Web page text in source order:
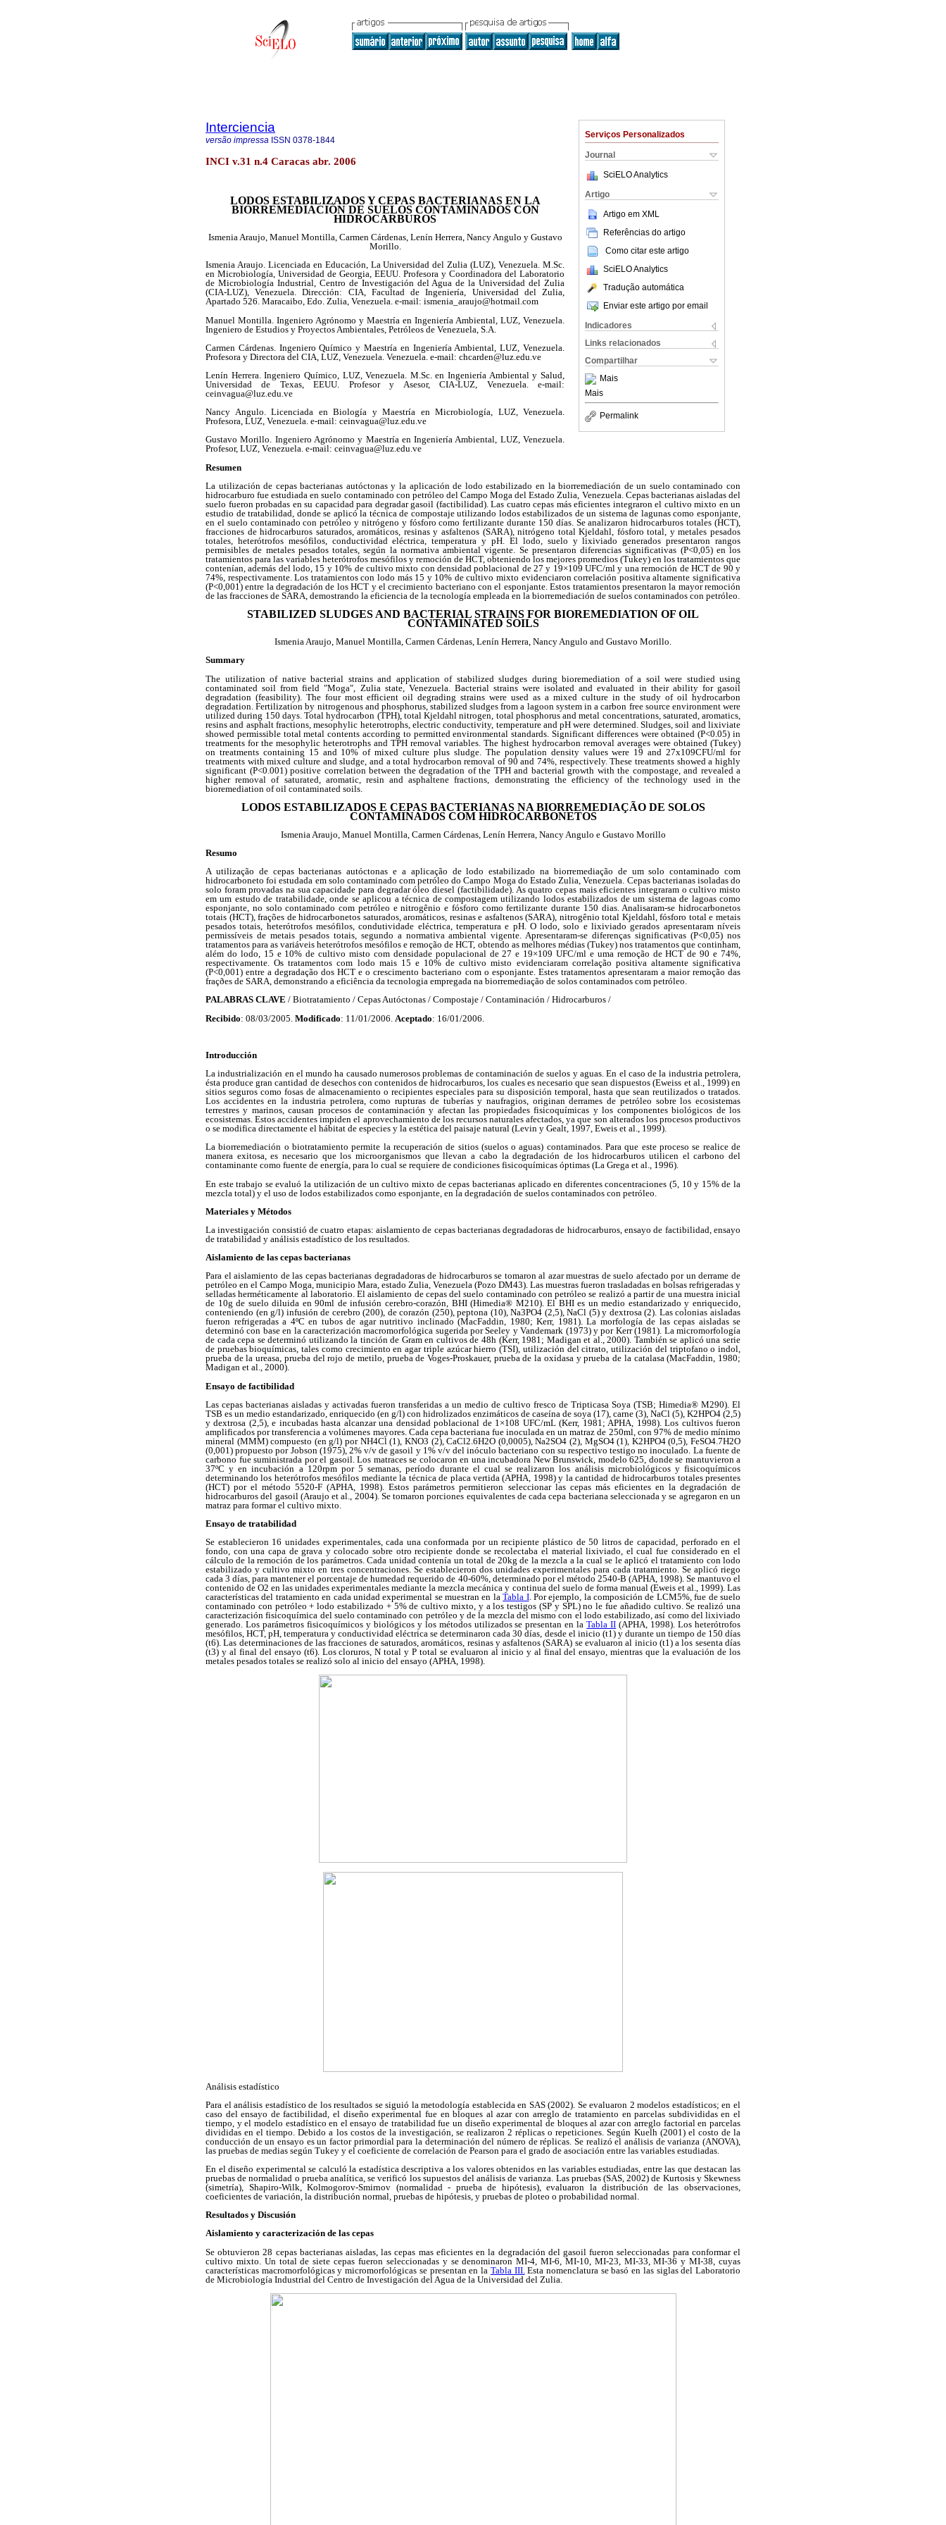
Serviços Personalizados
Journal
SciELO Analytics
Artigo
Artigo em XML
Referências do artigo
Como citar este artigo
SciELO Analytics
Tradução automática
Enviar este artigo por email
Indicadores
Links relacionados
Compartilhar
Mais
Mais
Permalink
Interciencia
versão impressa ISSN 0378-1844
INCI v.31 n.4 Caracas abr. 2006
LODOS ESTABILIZADOS Y CEPAS BACTERIANAS EN LA
BIORREMEDIACIÓN DE SUELOS CONTAMINADOS CON
HIDROCARBUROS
Ismenia Araujo, Manuel Montilla, Carmen Cárdenas, Lenín Herrera, Nancy Angulo y Gustavo
Morillo.
Ismenia Araujo. Licenciada en Educación, La Universidad del Zulia (LUZ), Venezuela. M.Sc.
en Microbiología, Universidad de Georgia, EEUU. Profesora y Coordinadora del Laboratorio
de Microbiología Industrial, Centro de Investigación del Agua de la Universidad del Zulia
(CIA-LUZ), Venezuela. Dirección: CIA, Facultad de Ingeniería, Universidad del Zulia,
Apartado 526. Maracaibo, Edo. Zulia, Venezuela. e-mail: ismenia_araujo@hotmail.com
Manuel Montilla. Ingeniero Agrónomo y Maestría en Ingeniería Ambiental, LUZ, Venezuela.
Ingeniero de Estudios y Proyectos Ambientales, Petróleos de Venezuela, S.A.
Carmen Cárdenas. Ingeniero Químico y Maestría en Ingeniería Ambiental, LUZ, Venezuela.
Profesora y Directora del CIA, LUZ, Venezuela. Venezuela. e-mail: chcarden@luz.edu.ve
Lenín Herrera. Ingeniero Químico, LUZ, Venezuela. M.Sc. en Ingeniería Ambiental y Salud,
Universidad de Texas, EEUU. Profesor y Asesor, CIA-LUZ, Venezuela. e-mail:
ceinvagua@luz.edu.ve
Nancy Angulo. Licenciada en Biología y Maestría en Microbiología, LUZ, Venezuela.
Profesora, LUZ, Venezuela. e-mail: ceinvagua@luz.edu.ve
Gustavo Morillo. Ingeniero Agrónomo y Maestría en Ingeniería Ambiental, LUZ, Venezuela.
Profesor, LUZ, Venezuela. e-mail: ceinvagua@luz.edu.ve
Resumen
La utilización de cepas bacterianas autóctonas y la aplicación de lodo estabilizado en la biorremediación de un suelo contaminado con
hidrocarburo fue estudiada en suelo contaminado con petróleo del Campo Moga del Estado Zulia, Venezuela. Cepas bacterianas aisladas del
suelo fueron probadas en su capacidad para degradar gasoil (factibilidad). Las cuatro cepas más eficientes integraron el cultivo mixto en un
estudio de tratabilidad, donde se aplicó la técnica de compostaje utilizando lodos estabilizados de un sistema de lagunas como esponjante,
en el suelo contaminado con petróleo y nitrógeno y fósforo como fertilizante durante 150 días. Se analizaron hidrocarburos totales (HCT),
fracciones de hidrocarburos saturados, aromáticos, resinas y asfaltenos (SARA), nitrógeno total Kjeldahl, fósforo total, y metales pesados
totales, heterótrofos mesófilos, conductividad eléctrica, temperatura y pH. El lodo, suelo y lixiviado generados presentaron rangos
permisibles de metales pesados totales, según la normativa ambiental vigente. Se presentaron diferencias significativas (P<0,05) en los
tratamientos para las variables heterótrofos mesófilos y remoción de HCT, obteniendo los mejores promedios (Tukey) en los tratamientos que
contenían, además del lodo, 15 y 10% de cultivo mixto con densidad poblacional de 27 y 19×109 UFC/ml y una remoción de HCT de 90 y
74%, respectivamente. Los tratamientos con lodo más 15 y 10% de cultivo mixto evidenciaron correlación positiva altamente significativa
(P<0,001) entre la degradación de los HCT y el crecimiento bacteriano con el esponjante. Estos tratamientos presentaron la mayor remoción
de las fracciones de SARA, demostrando la eficiencia de la tecnología empleada en la biorremediación de suelos contaminados con petróleo.
STABILIZED SLUDGES AND BACTERIAL STRAINS FOR BIOREMEDIATION OF OIL
CONTAMINATED SOILS
Ismenia Araujo, Manuel Montilla, Carmen Cárdenas, Lenín Herrera, Nancy Angulo and Gustavo Morillo.
Summary
The utilization of native bacterial strains and application of stabilized sludges during bioremediation of a soil were studied using
contaminated soil from field "Moga", Zulia state, Venezuela. Bacterial strains were isolated and evaluated in their ability for gasoil
degradation (feasibility). The four most efficient oil degrading strains were used as a mixed culture in the study of oil hydrocarbon
degradation. Fertilization by nitrogenous and phosphorus, stabilized sludges from a lagoon system in a carbon free source environment were
utilized during 150 days. Total hydrocarbon (TPH), total Kjeldahl nitrogen, total phosphorus and metal concentrations, saturated, aromatics,
resins and asphalt fractions, mesophylic heterotrophs, electric conductivity, temperature and pH were determined. Sludges, soil and lixiviate
showed permissible total metal contents according to permitted environmental standards. Significant differences were obtained (P<0.05) in
treatments for the mesophylic heterotrophs and TPH removal variables. The highest hydrocarbon removal averages were obtained (Tukey)
on treatments containing 15 and 10% of mixed culture plus sludge. The population density values were 19 and 27x109CFU/ml for
treatments with mixed culture and sludge, and a total hydrocarbon removal of 90 and 74%, respectively. These treatments showed a highly
significant (P<0.001) positive correlation between the degradation of the TPH and bacterial growth with the compostage, and revealed a
higher removal of saturated, aromatic, resin and asphaltene fractions, demonstrating the efficiency of the technology used in the
bioremediation of oil contaminated soils.
LODOS ESTABILIZADOS E CEPAS BACTERIANAS NA BIORREMEDIAÇÃO DE SOLOS
CONTAMINADOS COM HIDROCARBONETOS
Ismenia Araujo, Manuel Montilla, Carmen Cárdenas, Lenín Herrera, Nancy Angulo e Gustavo Morillo
Resumo
A utilização de cepas bacterianas autóctonas e a aplicação de lodo estabilizado na biorremediação de um solo contaminado com
hidrocarboneto foi estudada em solo contaminado com petróleo do Campo Moga do Estado Zulia, Venezuela. Cepas bacterianas isoladas do
solo foram provadas na sua capacidade para degradar óleo diesel (factibilidade). As quatro cepas mais eficientes integraram o cultivo misto
em um estudo de tratabilidade, onde se aplicou a técnica de compostagem utilizando lodos estabilizados de um sistema de lagoas como
esponjante, no solo contaminado com petróleo e nitrogênio e fósforo como fertilizante durante 150 dias. Analisaram-se hidrocarbonetos
totais (HCT), frações de hidrocarbonetos saturados, aromáticos, resinas e asfaltenos (SARA), nitrogênio total Kjeldahl, fósforo total e metais
pesados totais, heterótrofos mesófilos, condutividade eléctrica, temperatura e pH. O lodo, solo e lixiviado gerados apresentaram níveis
permissíveis de metais pesados totais, segundo a normativa ambiental vigente. Apresentaram-se diferenças significativas (P<0,05) nos
tratamentos para as variáveis heterótrofos mesófilos e remoção de HCT, obtendo as melhores médias (Tukey) nos tratamentos que continham,
além do lodo, 15 e 10% de cultivo misto com densidade populacional de 27 e 19×109 UFC/ml e uma remoção de HCT de 90 e 74%,
respectivamente. Os tratamentos com lodo mais 15 e 10% de cultivo misto evidenciaram correlação positiva altamente significativa
(P<0,001) entre a degradação dos HCT e o crescimento bacteriano com o esponjante. Estes tratamentos apresentaram a maior remoção das
fraçðes de SARA, demonstrando a eficiência da tecnologia empregada na biorremediação de solos contaminados com petróleo.
PALABRAS CLAVE / Biotratamiento / Cepas Autóctonas / Compostaje / Contaminación / Hidrocarburos /
Recibido: 08/03/2005. Modificado: 11/01/2006. Aceptado: 16/01/2006.
Introducción
La industrialización en el mundo ha causado numerosos problemas de contaminación de suelos y aguas. En el caso de la industria petrolera,
ésta produce gran cantidad de desechos con contenidos de hidrocarburos, los cuales es necesario que sean dispuestos (Eweiss et al., 1999) en
sitios seguros como fosas de almacenamiento o recipientes especiales para su disposición temporal, hasta que sean reutilizados o tratados.
Los accidentes en la industria petrolera, como rupturas de tuberías y naufragios, originan derrames de petróleo sobre los ecosistemas
terrestres y marinos, causan procesos de contaminación y afectan las propiedades fisicoquímicas y los componentes biológicos de los
ecosistemas. Estos accidentes impiden el aprovechamiento de los recursos naturales afectados, ya que son alterados los procesos productivos
o se modifica directamente el hábitat de especies y la estética del paisaje natural (Levin y Gealt, 1997, Eweis et al., 1999).
La biorremediación o biotratamiento permite la recuperación de sitios (suelos o aguas) contaminados. Para que este proceso se realice de
manera exitosa, es necesario que los microorganismos que llevan a cabo la degradación de los hidrocarburos utilicen el carbono del
contaminante como fuente de energía, para lo cual se requiere de condiciones fisicoquímicas óptimas (La Grega et al., 1996).
En este trabajo se evaluó la utilización de un cultivo mixto de cepas bacterianas aplicado en diferentes concentraciones (5, 10 y 15% de la
mezcla total) y el uso de lodos estabilizados como esponjante, en la degradación de suelos contaminados con petróleo.
Materiales y Métodos
La investigación consistió de cuatro etapas: aislamiento de cepas bacterianas degradadoras de hidrocarburos, ensayo de factibilidad, ensayo
de tratabilidad y análisis estadístico de los resultados.
Aislamiento de las cepas bacterianas
Para el aislamiento de las cepas bacterianas degradadoras de hidrocarburos se tomaron al azar muestras de suelo afectado por un derrame de
petróleo en el Campo Moga, municipio Mara, estado Zulia, Venezuela (Pozo DM43). Las muestras fueron trasladadas en bolsas refrigeradas y
selladas herméticamente al laboratorio. El aislamiento de cepas del suelo contaminado con petróleo se realizó a partir de una muestra inicial
de 10g de suelo diluida en 90ml de infusión cerebro-corazón, BHI (Himedia® M210). El BHI es un medio estandarizado y enriquecido,
conteniendo (en g/l) infusión de cerebro (200), de corazón (250), peptona (10), Na3PO4 (2,5), NaCl (5) y dextrosa (2). Las colonias aisladas
fueron refrigeradas a 4ºC en tubos de agar nutritivo inclinado (MacFaddin, 1980; Kerr, 1981). La morfología de las cepas aisladas se
determinó con base en la caracterización macromorfológica sugerida por Seeley y Vandemark (1973) y por Kerr (1981). La micromorfología
de cada cepa se determinó utilizando la tinción de Gram en cultivos de 48h (Kerr, 1981; Madigan et al., 2000). También se aplicó una serie
de pruebas bioquímicas, tales como crecimiento en agar triple azúcar hierro (TSI), utilización del citrato, utilización del triptofano o indol,
prueba de la ureasa, prueba del rojo de metilo, prueba de Voges-Proskauer, prueba de la oxidasa y prueba de la catalasa (MacFaddin, 1980;
Madigan et al., 2000).
Ensayo de factibilidad
Las cepas bacterianas aisladas y activadas fueron transferidas a un medio de cultivo fresco de Tripticasa Soya (TSB; Himedia® M290). El
TSB es un medio estandarizado, enriquecido (en g/l) con hidrolizados enzimáticos de caseína de soya (17), carne (3), NaCl (5), K2HPO4 (2,5)
y dextrosa (2,5), e incubadas hasta alcanzar una densidad poblacional de 1×108 UFC/mL (Kerr, 1981; APHA, 1998). Los cultivos fueron
amplificados por transferencia a volúmenes mayores. Cada cepa bacteriana fue inoculada en un matraz de 250ml, con 97% de medio mínimo
mineral (MMM) compuesto (en g/l) por NH4Cl (1), KNO3 (2), CaCl2.6H2O (0,0005), Na2SO4 (2), MgSO4 (1), K2HPO4 (0,5), FeSO4.7H2O
(0,001) propuesto por Jobson (1975), 2% v/v de gasoil y 1% v/v del inóculo bacteriano con su respectivo testigo no inoculado. La fuente de
carbono fue suministrada por el gasoil. Los matraces se colocaron en una incubadora New Brunswick, modelo 625, donde se mantuvieron a
37ºC y en incubación a 120rpm por 5 semanas, período durante el cual se realizaron los análisis microbiológicos y fisicoquímicos
determinando los heterótrofos mesófilos mediante la técnica de placa vertida (APHA, 1998) y la cantidad de hidrocarburos totales presentes
(HCT) por el método 5520-F (APHA, 1998). Estos parámetros permitieron seleccionar las cepas más eficientes en la degradación de
hidrocarburos del gasoil (Araujo et al., 2004). Se tomaron porciones equivalentes de cada cepa bacteriana seleccionada y se agregaron en un
matraz para formar el cultivo mixto.
Ensayo de tratabilidad
Se establecieron 16 unidades experimentales, cada una conformada por un recipiente plástico de 50 litros de capacidad, perforado en el
fondo, con una capa de grava y colocado sobre otro recipiente donde se recolectaba el material lixiviado, el cual fue considerado en el
cálculo de la remoción de los parámetros. Cada unidad contenía un total de 20kg de la mezcla a la cual se le aplicó el tratamiento con lodo
estabilizado y cultivo mixto en tres concentraciones. Se establecieron dos unidades experimentales para cada tratamiento. Se aplicó riego
cada 3 días, para mantener el porcentaje de humedad requerido de 40-60%, determinado por el método 2540-B (APHA, 1998). Se mantuvo el
contenido de O2 en las unidades experimentales mediante la mezcla mecánica y continua del suelo de forma manual (Eweis et al., 1999). Las
características del tratamiento en cada unidad experimental se muestran en laTabla I. Por ejemplo, la composición de LCM5%, fue de suelo
contaminado con petróleo + lodo estabilizado + 5% de cultivo mixto, y a los testigos (SP y SPL) no le fue añadido cultivo. Se realizó una
caracterización fisicoquímica del suelo contaminado con petróleo y de la mezcla del mismo con el lodo estabilizado, así como del lixiviado
generado. Los parámetros fisicoquímicos y biológicos y los métodos utilizados se presentan en laTabla II (APHA, 1998). Los heterótrofos
mesófilos, HCT, pH, temperatura y conductividad eléctrica se determinaron cada 30 días, desde el inicio (t1) y durante un tiempo de 150 días
(t6). Las determinaciones de las fracciones de saturados, aromáticos, resinas y asfaltenos (SARA) se evaluaron al inicio (t1) a los sesenta días
(t3) y al final del ensayo (t6). Los cloruros, N total y P total se evaluaron al inicio y al final del ensayo, mientras que la evaluación de los
metales pesados totales se realizó solo al inicio del ensayo (APHA, 1998).
Análisis estadístico
Para el análisis estadístico de los resultados se siguió la metodología establecida en SAS (2002). Se evaluaron 2 modelos estadísticos; en el
caso del ensayo de factibilidad, el diseño experimental fue en bloques al azar con arreglo de tratamiento en parcelas subdivididas en el
tiempo, y el modelo estadístico en el ensayo de tratabilidad fue un diseño experimental de bloques al azar con arreglo factorial en parcelas
divididas en el tiempo. Debido a los costos de la investigación, se realizaron 2 réplicas o repeticiones. Según Kuelh (2001) el costo de la
conducción de un ensayo es un factor primordial para la determinación del número de réplicas. Se realizó el análisis de varianza (ANOVA),
las pruebas de medias según Tukey y el coeficiente de correlación de Pearson para el grado de asociación entre las variables estudiadas.
En el diseño experimental se calculó la estadística descriptiva a los valores obtenidos en las variables estudiadas, entre las que destacan las
pruebas de normalidad o prueba analítica, se verificó los supuestos del análisis de varianza. Las pruebas (SAS, 2002) de Kurtosis y Skewness
(simetría), Shapiro-Wilk, Kolmogorov-Smirnov (normalidad - prueba de hipótesis), evaluaron la distribución de las observaciones,
coeficientes de variación, la distribución normal, pruebas de hipótesis, y pruebas de ploteo o probabilidad normal.
Resultados y Discusión
Aislamiento y caracterización de las cepas
Se obtuvieron 28 cepas bacterianas aisladas, las cepas mas eficientes en la degradación del gasoil fueron seleccionadas para conformar el
cultivo mixto. Un total de siete cepas fueron seleccionadas y se denominaron MI-4, MI-6, MI-10, MI-23, MI-33, MI-36 y MI-38, cuyas
características macromorfológicas y micromorfológicas se presentan en la Tabla III. Esta nomenclatura se basó en las siglas del Laboratorio
de Microbiología Industrial del Centro de Investigación del Agua de la Universidad del Zulia.